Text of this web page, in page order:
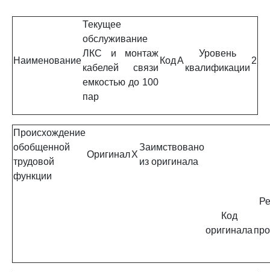
Наименование
Текущее
обслуживание
ЛКС и монтаж
кабелей связи
емкостью до 100
пар
КодA
Уровень
квалификации
2
Происхождение
обобщенной
трудовой
функции
ОригиналX
Заимствовано
из оригинала
Код
оригинала